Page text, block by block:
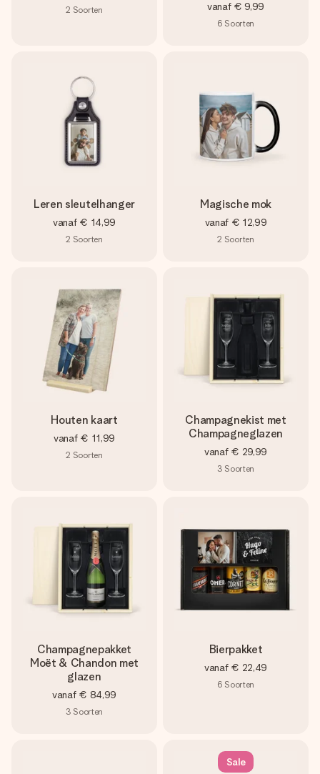
2 Soorten vanaf € 9,99
6 Soorten
Leren sleutelhanger
vanaf € 14,99
2 Soorten
Magische mok
vanaf € 12,99
2 Soorten
Houten kaart
vanaf € 11,99
2 Soorten
Champagnekist met
Champagneglazen
vanaf € 29,99
3 Soorten
Champagnepakket
Moët & Chandon met
glazen
vanaf € 84,99
3 Soorten
Bierpakket
vanaf € 22,49
6 Soorten
Sale